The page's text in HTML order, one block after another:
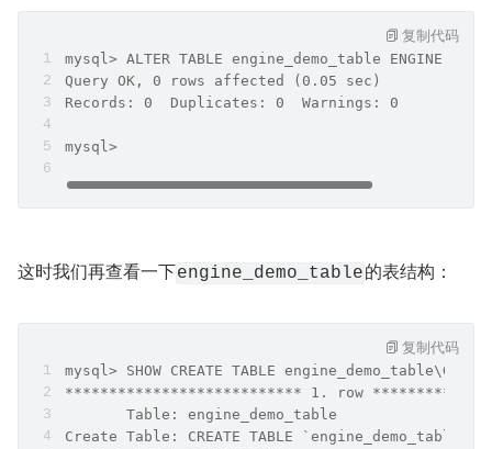
mysql> ALTER TABLE engine_demo_table ENGINE =
Query OK, 0 rows affected (0.05 sec)
Records: 0  Duplicates: 0  Warnings: 0
mysql>
复制代码
这时我们再查看一下engine_demo_table的表结构：
mysql> SHOW CREATE TABLE engine_demo_table\G
*************************** 1. row
       Table: engine_demo_table
Create Table: CREATE TABLE `engine_demo_table` (
复制代码